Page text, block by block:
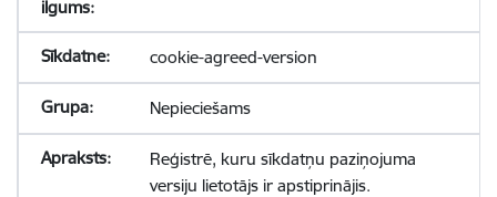
cookie-agreed-version
Nepieciešams
Reģistrē, kuru sīkdatņu paziņojuma
versiju lietotājs ir apstiprinājis.